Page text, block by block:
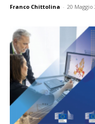
Franco Chittolina - 20 Maggio